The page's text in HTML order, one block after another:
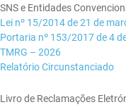
SNS e Entidades
Lei nº 15/2014 de 21 de
Portaria nº 153/2017 de 4
TMRG – 2026
Relatório Circunstanciado
Livro de Reclamações